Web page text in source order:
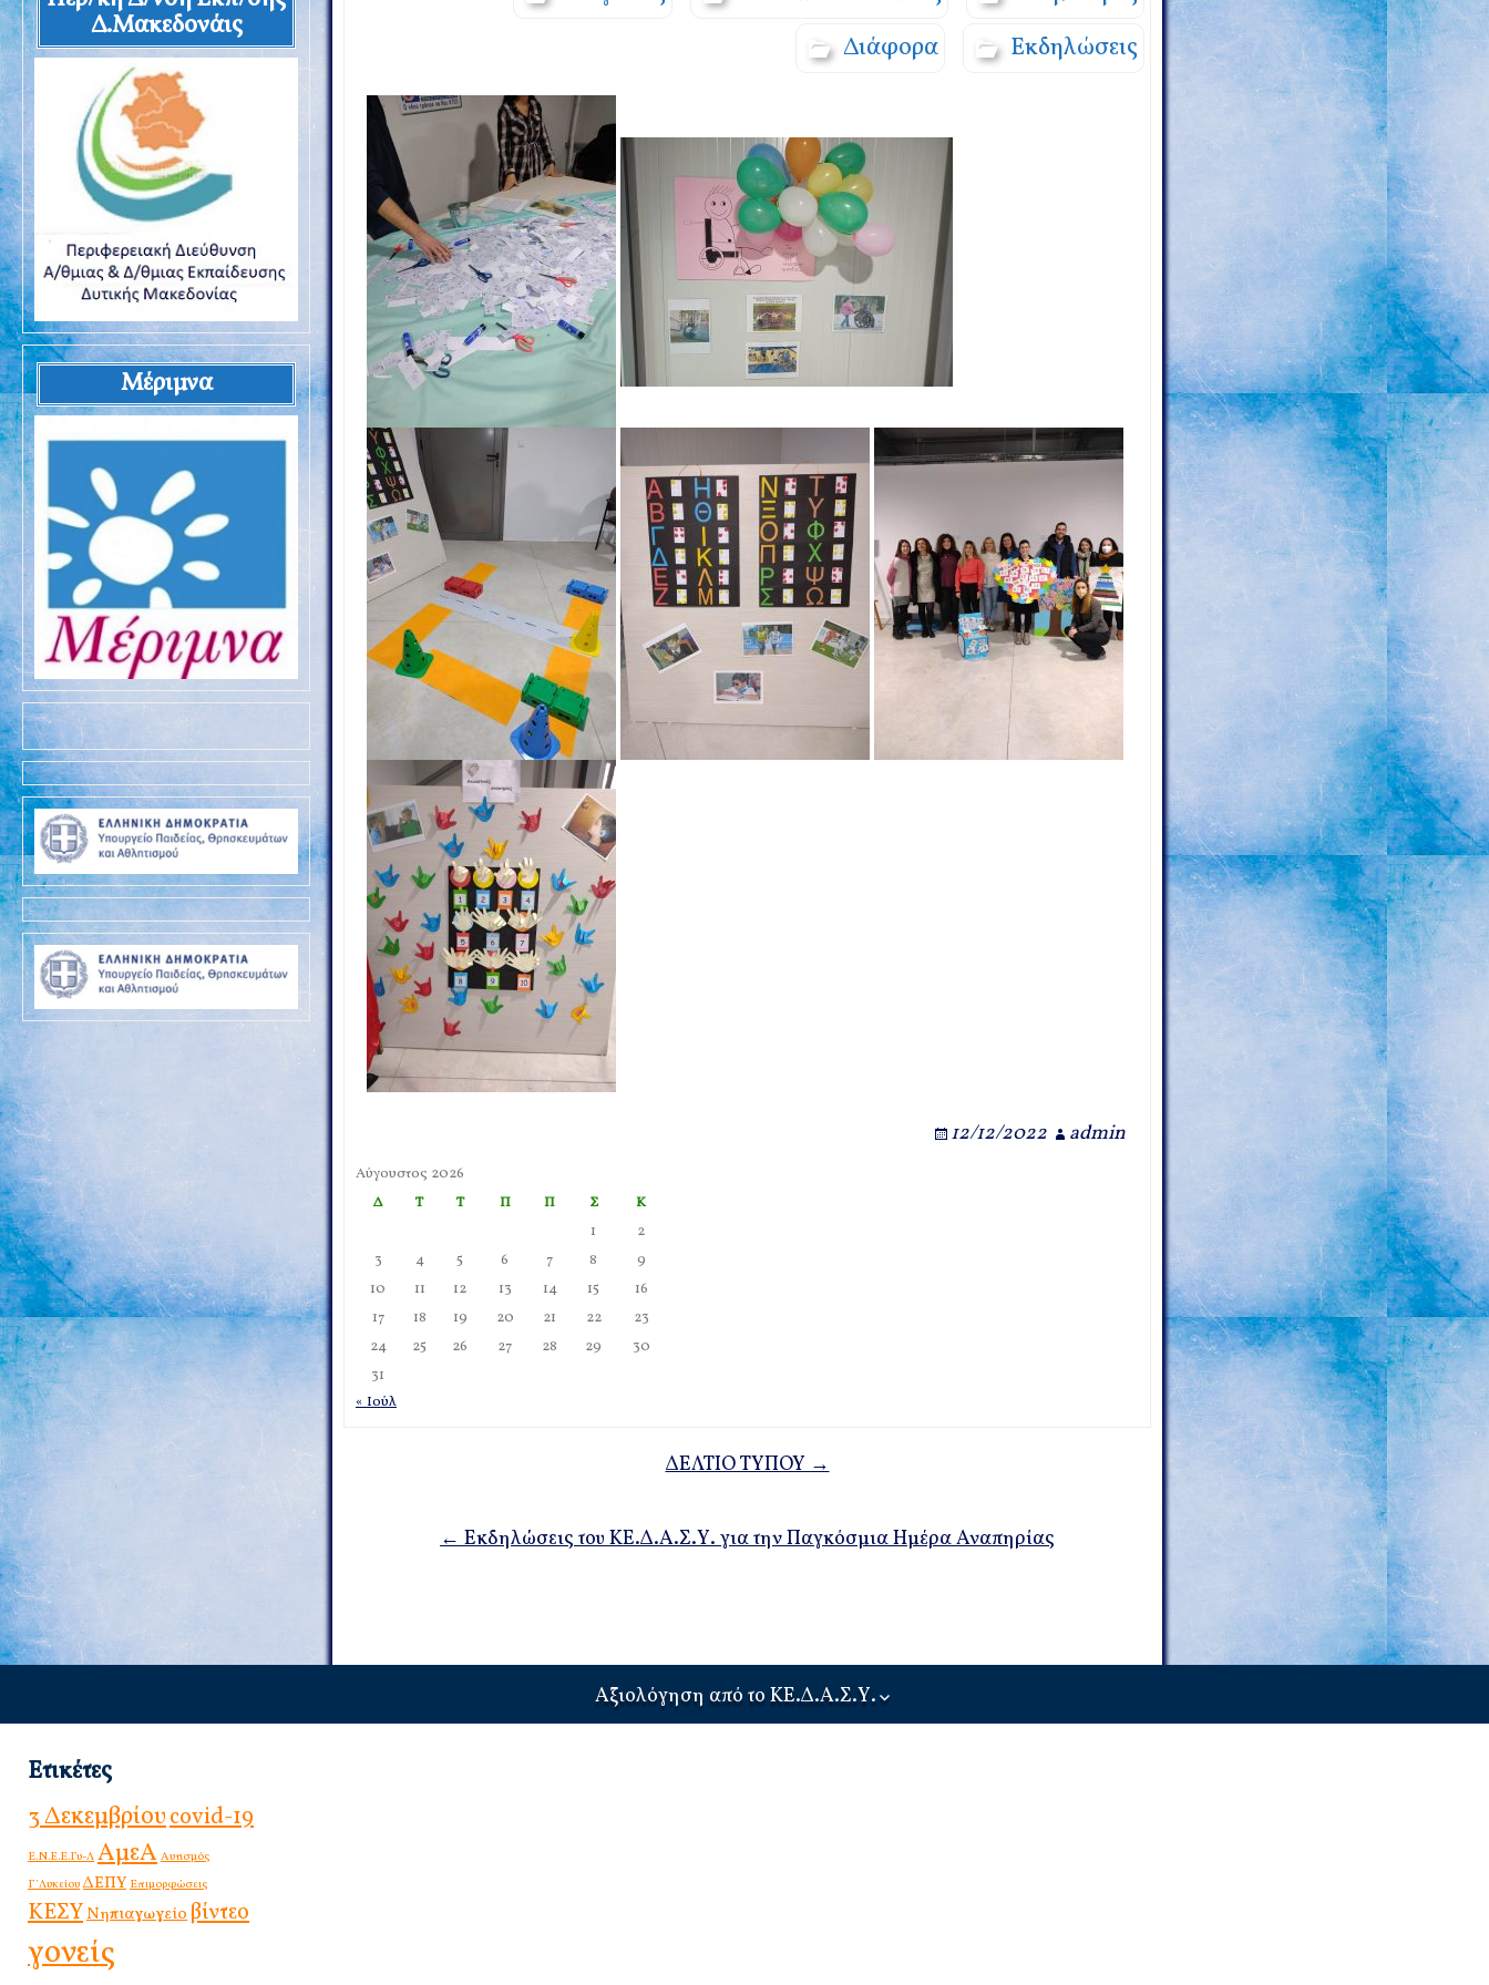
Δ.Μακεδονάις
Μέριμνα
Διάφορα
Εκδηλώσεις
12/12/2022 admin
Αύγουστος 2026
Δ
Τ Τ Π Π Σ
Κ
1
2
3
4 5 6 7 8
9
10
11 12 13 14 15
16
17
18 19 20 21 22
23
24
25 26 27 28 29
30
31
« Ιούλ
navigation
ΔΕΛΤΙΟ ΤΥΠΟΥ →
← Εκδηλώσεις του ΚΕ.Δ.Α.Σ.Υ. για την Παγκόσμια Ημέρα Αναπηρίας
Αξιολόγηση από το ΚΕ.Δ.Α.Σ.Υ.
Ετικέτες
3 Δεκεμβρίουcovid-19
E.Ν.Ε.Ε.Γυ-Λ ΑμεΑ Αυτισμός
Γ΄Λυκείου ΔΕΠΥ Επιμορφώσεις
ΚΕΣΥΝηπιαγωγείοβίντεο
γονείς